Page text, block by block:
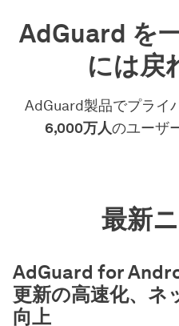
AdGuard を
には戻
AdGuard製品でプライ
6,000万人のユーザ
最新
AdGuard for
更新の高速化、ネ
向上